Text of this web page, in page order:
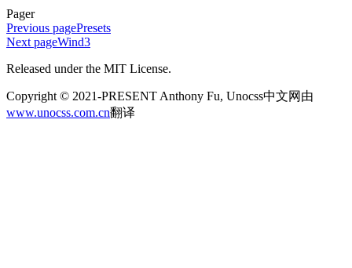
Pager
Previous pagePresets
Next pageWind3
Released under the MIT License.
Copyright © 2021-PRESENT Anthony Fu, Unocss中文网由
www.unocss.com.cn翻译